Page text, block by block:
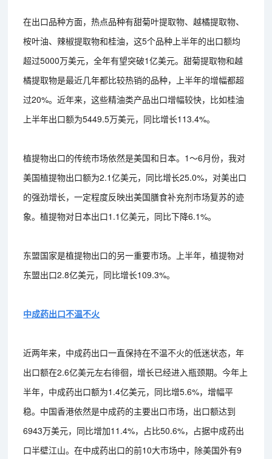
在出口品种方面，热点品种有甜菊叶提取物、越橘提取物、
桉叶油、辣椒提取物和桂油，这5个品种上半年的出口额均
超过5000万美元，全年有望突破1亿美元。甜菊提取物和越
橘提取物是最近几年都比较热销的品种，上半年的增幅都超
过20%。近年来，这些精油类产品出口增幅较快，比如桂油
上半年出口额为5449.5万美元，同比增长113.4%。
植提物出口的传统市场依然是美国和日本。1～6月份，我对
美国植提物出口额为2.1亿美元，同比增长25.0%，对美出口
的强劲增长，一定程度反映出美国膳食补充剂市场复苏的迹
象。植提物对日本出口1.1亿美元，同比下降6.1%。
东盟国家是植提物出口的另一重要市场。上半年，植提物对
东盟出口2.8亿美元，同比增长109.3%。
中成药出口不温不火
近两年来，中成药出口一直保持在不温不火的低迷状态，年
出口额在2.6亿美元左右徘徊，增长已经进入瓶颈期。今年上
半年，中成药出口额为1.4亿美元，同比增5.6%，增幅平
稳。中国香港依然是中成药的主要出口市场，出口额达到
6943万美元，同比增加11.4%，占比50.6%，占据中成药出
口半壁江山。在中成药出口的前10大市场中，除美国外有9